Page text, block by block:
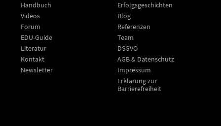
Handbuch
Videos
Forum
EDU-Guide
Literatur
Kontakt
Newsletter
Erfolgsgeschichten
Blog
Referenzen
Team
DSGVO
AGB & Datenschutz
Impressum
Erklärung zur
Barrierefreiheit